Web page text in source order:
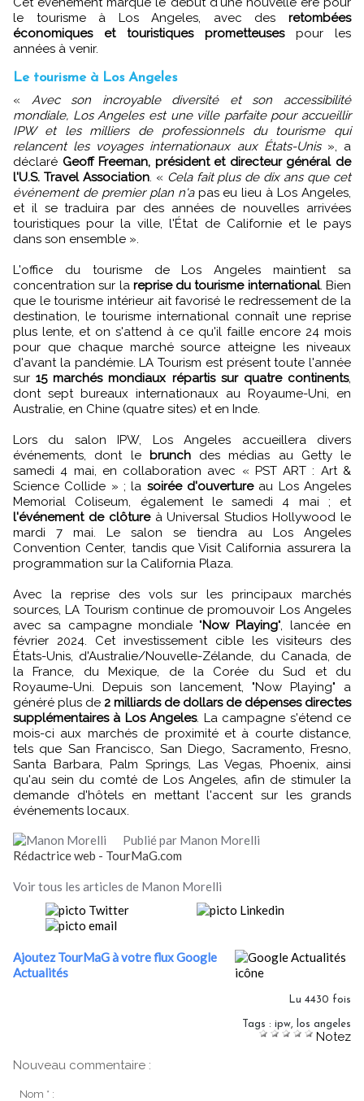
le tourisme à Los Angeles, avec des retombées
économiques et touristiques prometteusespour les
années à venir.
Le tourisme à Los Angeles
« Avec son incroyable diversité et son accessibilité
mondiale, Los Angeles est une ville parfaite pour accueillir
IPW et les milliers de professionnels du tourisme qui
relancent les voyages internationaux aux États-Unis», a
déclaré Geoff Freeman, président et directeur général de
l'U.S. Travel Association. « Cela fait plus de dix ans que cet
événement de premier plan n'apas eu lieu à Los Angeles,
et il se traduira par des années de nouvelles arrivées
touristiques pour la ville, l'État de Californie et le pays
dans son ensemble ».
L'office du tourisme de Los Angeles maintient sa
concentration sur la reprise du tourisme international. Bien
que le tourisme intérieur ait favorisé le redressement de la
destination, le tourisme international connaît une reprise
plus lente, et on s'attend à ce qu'il faille encore 24 mois
pour que chaque marché source atteigne les niveaux
d'avant la pandémie. LA Tourism est présent toute l'année
sur 15 marchés mondiaux répartis sur quatre continents,
dont sept bureaux internationaux au Royaume-Uni, en
Australie, en Chine (quatre sites) et en Inde.
Lors du salon IPW, Los Angeles accueillera divers
événements, dont le brunch des médias au Getty le
samedi 4 mai, en collaboration avec « PST ART : Art &
Science Collide » ; la soirée d'ouvertureau Los Angeles
Memorial Coliseum, également le samedi 4 mai ; et
l'événement de clôtureà Universal Studios Hollywood le
mardi 7 mai. Le salon se tiendra au Los Angeles
Convention Center, tandis que Visit California assurera la
programmation sur la California Plaza.
Avec la reprise des vols sur les principaux marchés
sources, LA Tourism continue de promouvoir Los Angeles
avec sa campagne mondiale "Now Playing", lancée en
février 2024. Cet investissement cible les visiteurs des
États-Unis, d'Australie/Nouvelle-Zélande, du Canada, de
la France, du Mexique, de la Corée du Sud et du
Royaume-Uni. Depuis son lancement, "Now Playing" a
généré plus de 2 milliards de dollars de dépenses directes
supplémentaires à Los Angeles. La campagne s'étend ce
mois-ci aux marchés de proximité et à courte distance,
tels que San Francisco, San Diego, Sacramento, Fresno,
Santa Barbara, Palm Springs, Las Vegas, Phoenix, ainsi
qu'au sein du comté de Los Angeles, afin de stimuler la
demande d'hôtels en mettant l'accent sur les grands
événements locaux.
Publié par Manon Morelli
Rédactrice web - TourMaG.com
Voir tous les articles de Manon Morelli
Ajoutez TourMaG à votre flux Google
Actualités
Lu 4430 fois
Tags : ipw, los angeles
Notez
Nouveau commentaire :
Nom * :